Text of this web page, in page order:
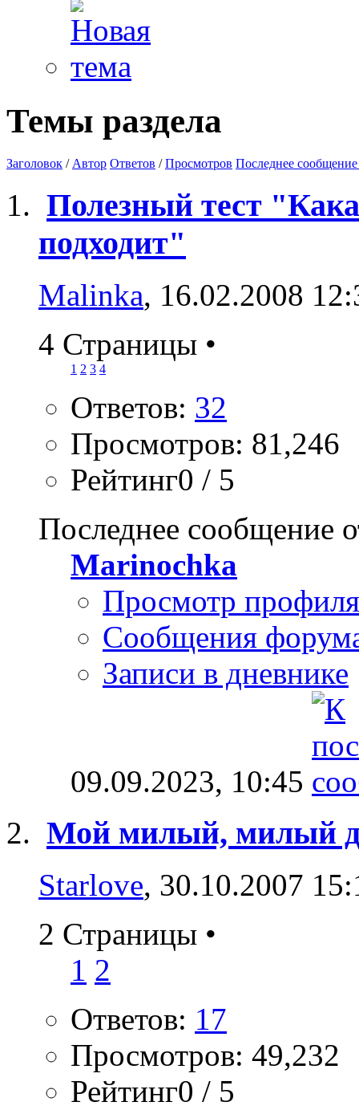
Темы раздела
Заголовок / Автор Ответов /Просмотров Последнее сообщение
Полезный тест
подходит"
Malinka, 16.02.2008
4 Страницы •
1 2 3 4
Ответов: 32
Просмотров: 81,246
Рейтинг0 / 5
Последнее сообщение
Marinochka
Просмотр профиля
Сообщения
Записи в дневнике
09.09.2023, 10:45
Мой милый, милый
Starlove, 30.10.2007
2 Страницы •
1 2
Ответов: 17
Просмотров: 49,232
Рейтинг0 / 5